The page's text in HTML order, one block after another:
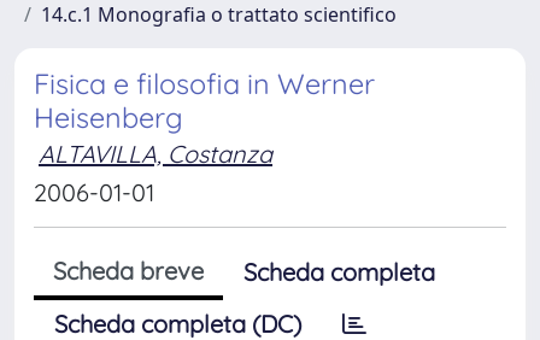
14.c.1 Monografia o trattato scientifico
Fisica e filosofia in Werner
Heisenberg
ALTAVILLA, Costanza
2006-01-01
Scheda breve
Scheda completa
Scheda completa (DC)